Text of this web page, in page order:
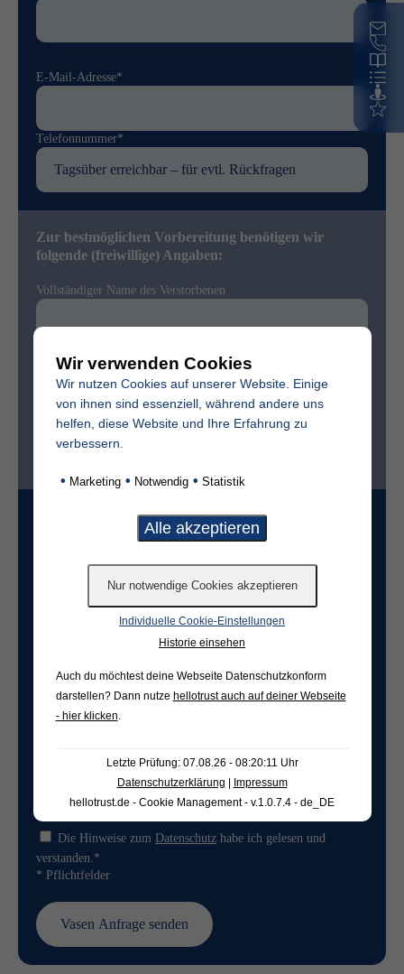
E-Mail-Adresse*
Telefonnummer*
Zur bestmöglichen Vorbereitung benötigen wir
folgende (freiwillige) Angaben:
Vollständiger Name des Verstorbenen
Ist der Friedhof im selben Ort?*
Freifeld für evtl. Anmerkungen
Die Hinweise zum Datenschutz habe ich gelesen und
verstanden.*
* Pflichtfelder
Wir verwenden Cookies
Wir nutzen Cookies auf unserer Website. Einige
von ihnen sind essenziell, während andere uns
helfen, diese Website und Ihre Erfahrung zu
verbessern.
• Marketing • Notwendig • Statistik
Individuelle Cookie-Einstellungen
Historie einsehen
Auch du möchtest deine Webseite Datenschutzkonform
darstellen? Dann nutze hellotrust auch auf deiner Webseite
- hier klicken
Letzte Prüfung: 07.08.26 - 08:20:11 Uhr
Datenschutzerklärung | Impressum
hellotrust.de - Cookie Management - v.1.0.7.4 - de_DE